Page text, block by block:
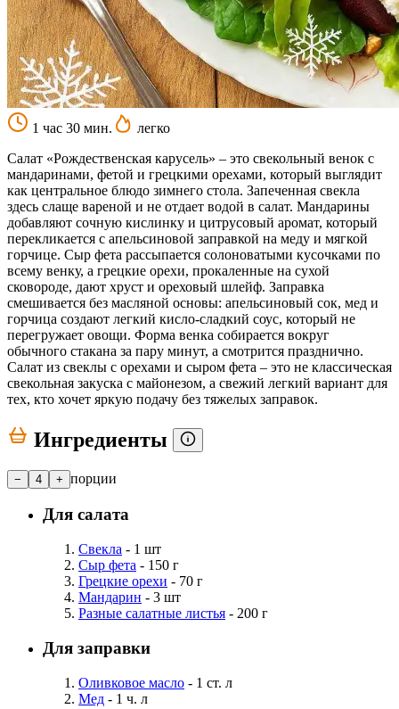
1 час 30 мин.
легко
Салат «Рождественская карусель» – это свекольный венок с
мандаринами, фетой и грецкими орехами, который выглядит
как центральное блюдо зимнего стола. Запеченная свекла
здесь слаще вареной и не отдает водой в салат. Мандарины
добавляют сочную кислинку и цитрусовый аромат, который
перекликается с апельсиновой заправкой на меду и мягкой
горчице. Сыр фета рассыпается солоноватыми кусочками по
всему венку, а грецкие орехи, прокаленные на сухой
сковороде, дают хруст и ореховый шлейф. Заправка
смешивается без масляной основы: апельсиновый сок, мед и
горчица создают легкий кисло-сладкий соус, который не
перегружает овощи. Форма венка собирается вокруг
обычного стакана за пару минут, а смотрится празднично.
Салат из свеклы с орехами и сыром фета – это не классическая
свекольная закуска с майонезом, а свежий легкий вариант для
тех, кто хочет яркую подачу без тяжелых заправок.
Ингредиенты
− 4 + порции
Для салата
Свекла - 1 шт
Сыр фета - 150 г
Грецкие орехи - 70 г
Мандарин - 3 шт
Разные салатные листья - 200 г
Для заправки
Оливковое масло - 1 ст. л
Мед - 1 ч. л